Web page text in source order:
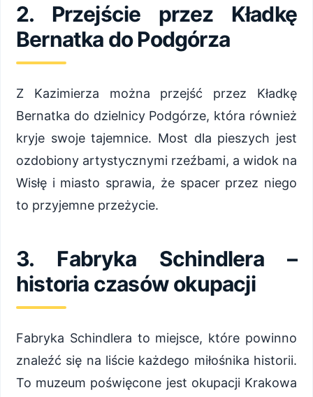
2. Przejście przez Kładkę
Bernatka do Podgórza
Z Kazimierza można przejść przez Kładkę
Bernatka do dzielnicy Podgórze, która również
kryje swoje tajemnice. Most dla pieszych jest
ozdobiony artystycznymi rzeźbami, a widok na
Wisłę i miasto sprawia, że spacer przez niego
to przyjemne przeżycie.
3. Fabryka Schindlera –
historia czasów okupacji
Fabryka Schindlera to miejsce, które powinno
znaleźć się na liście każdego miłośnika historii.
To muzeum poświęcone jest okupacji Krakowa